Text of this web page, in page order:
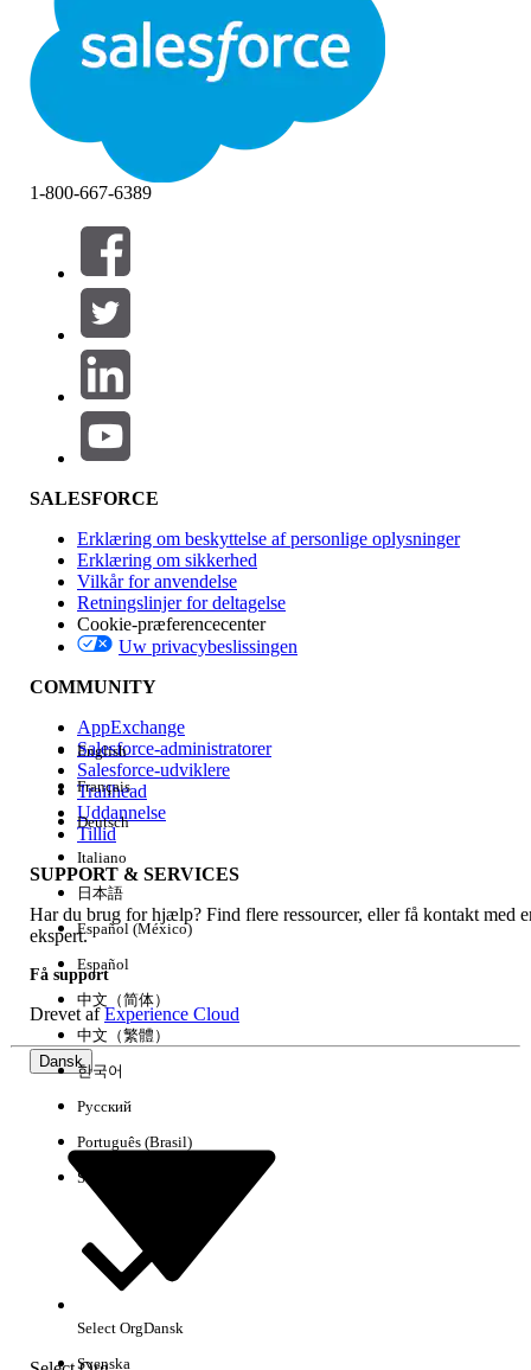
Filtre (0)
VÆLG FILTRE
Produktområde
Funktionspåvirkning
Version
Experience
Ryd alle Udført
Her er nogle søgetips
Kontroller stavemåden for dine søgeord.
1-800-667-6389
SALESFORCE
Erklæring om beskyttelse af personlige oplysninger
Erklæring om sikkerhed
Vilkår for anvendelse
Retningslinjer for deltagelse
Cookie-præferencecenter
Uw privacybeslissingen
COMMUNITY
AppExchange
Salesforce-administratorer
Salesforce-udviklere
Trailhead
Uddannelse
Tillid
SUPPORT & SERVICES
Har du brug for hjælp? Find flere ressourcer, eller få kontakt med
ekspert.
Få support
Drevet afExperience Cloud
Dansk
English
Français
Deutsch
Italiano
日本語
Español (México)
Español
中文（简体）
中文（繁體）
한국어
Русский
Português (Brasil)
Suomi
Select OrgDansk
Svenska